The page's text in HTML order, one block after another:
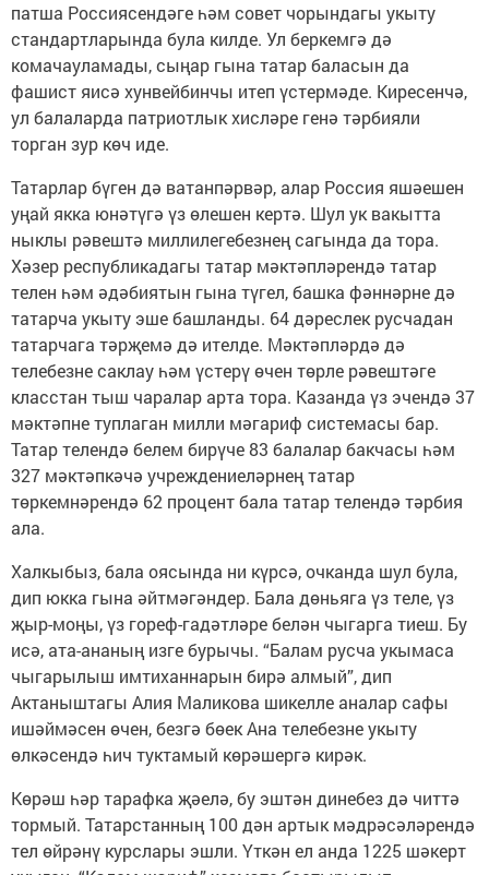
патша Россиясендәге һәм совет чорындагы укыту
стандартларында була килде. Ул беркемгә дә
комачауламады, сыңар гына татар баласын да
фашист яисә хунвейбинчы итеп үстермәде. Киресенчә,
ул балаларда патриотлык хисләре генә тәрбияли
торган зур көч иде.
Татарлар бүген дә ватанпәрвәр, алар Россия яшәешен
уңай якка юнәтүгә үз өлешен кертә. Шул ук вакытта
ныклы рәвештә миллилегебезнең сагында да тора.
Хәзер республикадагы татар мәктәп­ләрендә татар
телен һәм әдәбия­тын гына түгел, башка фәннәрне дә
татарча укыту эше башланды. 64 дәреслек русчадан
татарчага тәрҗемә дә ителде. Мәктәпләрдә дә
телебезне саклау һәм үстерү өчен төрле рәвештәге
класстан тыш чаралар арта тора. Казанда үз эчендә 37
мәктәпне туп­лаган милли мәгариф системасы бар.
Татар телендә белем бирүче 83 балалар бакчасы һәм
327 мәктәпкәчә учреждениеләрнең татар
төркемнәрендә 62 процент бала татар телендә тәрбия
ала.
Халкыбыз, бала оясында ни күрсә, очканда шул була,
дип юкка гына әйтмәгәндер. Бала дөньяга үз теле, үз
җыр-моңы, үз гореф-гадәтләре белән чыгарга тиеш. Бу
исә, ата-ананың изге бурычы. “Балам русча укымаса
чыгарылыш имтиханнарын бирә алмый”, дип
Актаныштагы Алия Маликова шикелле аналар сафы
ишәймәсен өчен, безгә бөек Ана телебезне укыту
өлкәсендә һич туктамый көрәшергә кирәк.
Көрәш һәр тарафка җәелә, бу эштән динебез дә читтә
тормый. Татарстанның 100 дән артык мәдрәсәләрендә
тел өйрәнү курс­лары эшли. Үткән ел анда 1225 шәкерт